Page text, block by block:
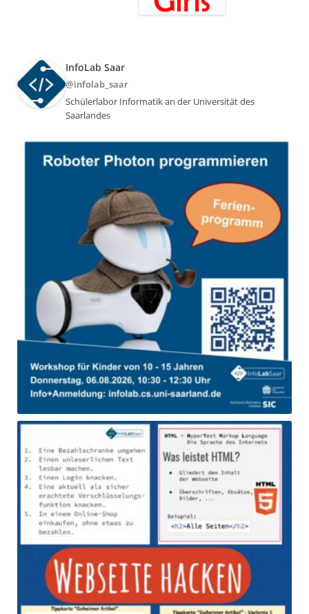
InfoLab Saar
@infolab_saar
Schülerlabor Informatik an der Universität des
Saarlandes